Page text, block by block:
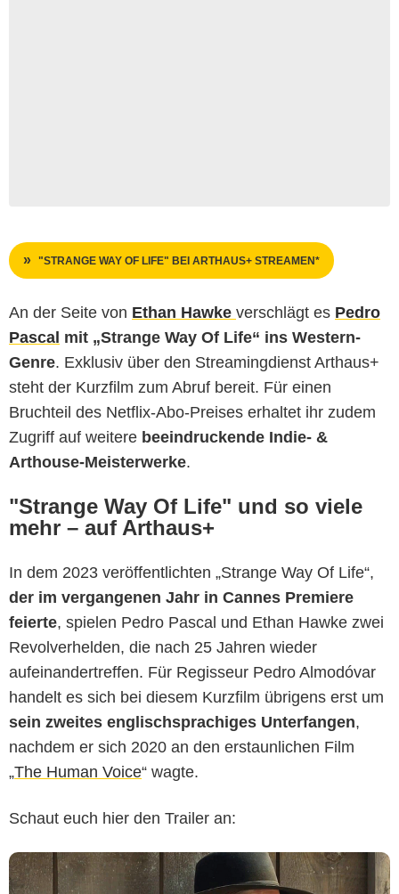
"STRANGE WAY OF LIFE" BEI ARTHAUS+ STREAMEN*
An der Seite von Ethan Hawke verschlägt es Pedro
Pascal mit „Strange Way Of Life“ ins Western-
Genre. Exklusiv über den Streamingdienst Arthaus+
steht der Kurzfilm zum Abruf bereit. Für einen
Bruchteil des Netflix-Abo-Preises erhaltet ihr zudem
Zugriff auf weitere beeindruckende Indie- &
Arthouse-Meisterwerke.
"Strange Way Of Life" und so viele
mehr – auf Arthaus+
In dem 2023 veröffentlichten „Strange Way Of Life“,
der im vergangenen Jahr in Cannes Premiere
feierte, spielen Pedro Pascal und Ethan Hawke zwei
Revolverhelden, die nach 25 Jahren wieder
aufeinandertreffen. Für Regisseur Pedro Almodóvar
handelt es sich bei diesem Kurzfilm übrigens erst um
sein zweites englischsprachiges Unterfangen,
nachdem er sich 2020 an den erstaunlichen Film
„The Human Voice“ wagte.
Schaut euch hier den Trailer an: